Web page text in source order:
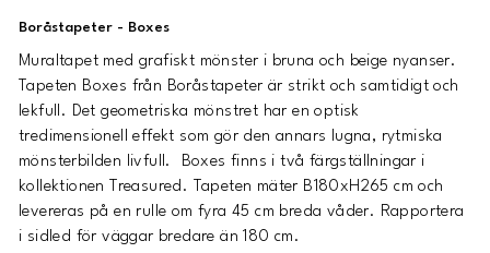
Boråstapeter - Boxes
Muraltapet med grafiskt mönster i bruna och beige nyanser.
Tapeten Boxes från Boråstapeter är strikt och samtidigt och
lekfull. Det geometriska mönstret har en optisk
tredimensionell effekt som gör den annars lugna, rytmiska
mönsterbilden livfull. Boxes finns i två färgställningar i
kollektionen Treasured. Tapeten mäter B180xH265 cm och
levereras på en rulle om fyra 45 cm breda våder. Rapportera
i sidled för väggar bredare än 180 cm.